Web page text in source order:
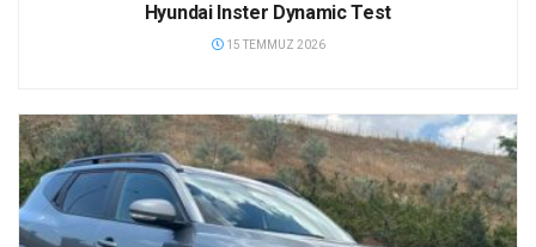
Hyundai Inster Dynamic Test
15 TEMMUZ 2026